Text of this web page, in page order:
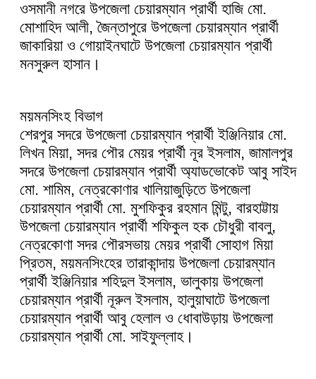
ওসমানী নগরে উপজেলা চেয়ারম্যান প্রার্থী হাজি মো.
মোশাহিদ আলী, জৈন্তাপুরে উপজেলা চেয়ারম্যান প্রার্থী
জাকারিয়া ও গোয়াইনঘাটে উপজেলা চেয়ারম্যান প্রার্থী
মনসুরুল হাসান।
ময়মনসিংহ বিভাগ
শেরপুর সদরে উপজেলা চেয়ারম্যান প্রার্থী ইঞ্জিনিয়ার মো.
লিখন মিয়া, সদর পৌর মেয়র প্রার্থী নূর ইসলাম, জামালপুর
সদরে উপজেলা চেয়ারম্যান প্রার্থী অ্যাডভোকেট আবু সাইদ
মো. শামিম, নেত্রকোণার খালিয়াজুড়িতে উপজেলা
চেয়ারম্যান প্রার্থী মো. মুশফিকুর রহমান মিন্টু, বারহাট্টায়
উপজেলা চেয়ারম্যান প্রার্থী শফিকুল হক চৌধুরী বাবলু,
নেত্রকোণা সদর পৌরসভায় মেয়র প্রার্থী সোহাগ মিয়া
প্রিতম, ময়মনসিংহের তারাকান্দায় উপজেলা চেয়ারম্যান
প্রার্থী ইঞ্জিনিয়ার শহিদুল ইসলাম, ভালুকায় উপজেলা
চেয়ারম্যান প্রার্থী নূরুল ইসলাম, হালুয়াঘাটে উপজেলা
চেয়ারম্যান প্রার্থী আবু হেলাল ও ধোবাউড়ায় উপজেলা
চেয়ারম্যান প্রার্থী মো. সাইফুল্লাহ।